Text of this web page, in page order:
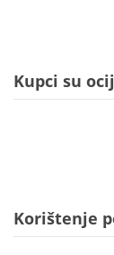
Kupci su
Korištenje